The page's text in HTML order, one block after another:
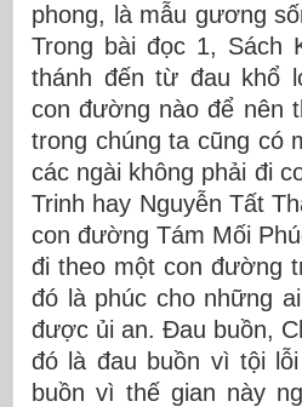
phong, là mẫu gương
Trong bài đọc 1, Sách
thánh đến từ đau khổ
con đường nào để nên
trong chúng ta cũng có
các ngài không phải đi
Trinh hay Nguyễn Tất
con đường Tám Mối
đi theo một con đường
đó là phúc cho những
được ủi an. Đau buồn,
đó là đau buồn vì tội
buồn vì thế gian này